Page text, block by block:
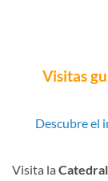
Visitas
Descubre el
Visita la